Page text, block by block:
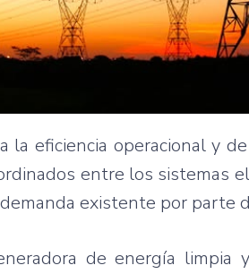
la eficiencia operacional y
entre los sistemas
existente por parte
de energía